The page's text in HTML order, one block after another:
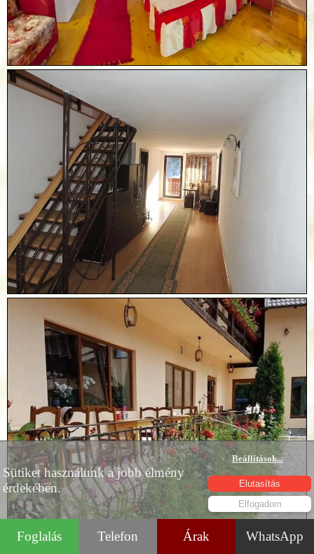
Foglalás Telefon Árak WhatsApp
Sütiket használunk a jobb élmény
érdekében.
Beállítások...
Elutasítás
Elfogadom